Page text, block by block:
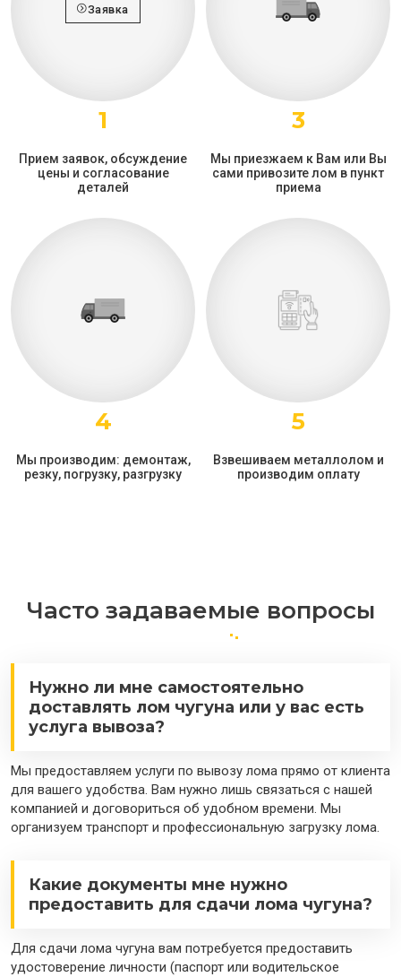
Заявка
1
Прием заявок, обсуждение
цены и согласование
деталей
3
Мы приезжаем к Вам или Вы
сами привозите лом в пункт
приема
4
Мы производим: демонтаж,
резку, погрузку, разгрузку
5
Взвешиваем металлолом и
производим оплату
Часто задаваемые вопросы
Нужно ли мне самостоятельно
доставлять лом чугуна или у вас есть
услуга вывоза?
Мы предоставляем услуги по вывозу лома прямо от клиента
для вашего удобства. Вам нужно лишь связаться с нашей
компанией и договориться об удобном времени. Мы
организуем транспорт и профессиональную загрузку лома.
Какие документы мне нужно
предоставить для сдачи лома чугуна?
Для сдачи лома чугуна вам потребуется предоставить
удостоверение личности (паспорт или водительское